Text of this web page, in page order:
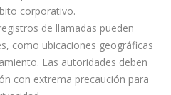
corporativo.
de llamadas pueden
como ubicaciones geográficas
Las autoridades deben
con extrema precaución para